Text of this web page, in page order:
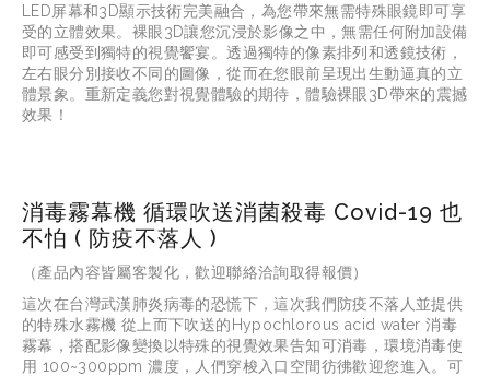
LED屏幕和3D顯示技術完美融合，為您帶來無需特殊眼鏡即可享
受的立體效果。裸眼3D讓您沉浸於影像之中，無需任何附加設備
即可感受到獨特的視覺饗宴。透過獨特的像素排列和透鏡技術，
左右眼分別接收不同的圖像，從而在您眼前呈現出生動逼真的立
體景象。重新定義您對視覺體驗的期待，體驗裸眼3D帶來的震撼
效果！
消毒霧幕機 循環吹送消菌殺毒 Covid-19 也
不怕 ( 防疫不落人 )
（產品內容皆屬客製化，歡迎聯絡洽詢取得報價）
這次在台灣武漢肺炎病毒的恐慌下，這次我們防疫不落人並提供
的特殊水霧機 從上而下吹送的Hypochlorous acid water 消毒
霧幕，搭配影像變換以特殊的視覺效果告知可消毒，環境消毒使
用 100~300ppm 濃度，人們穿梭入口空間彷彿歡迎您進入。可